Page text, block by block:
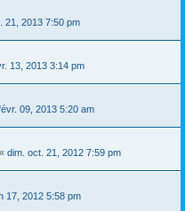
21, 2013 7:50 pm
13, 2013 3:14 pm
09, 2013 5:20 am
« dim. oct. 21, 2012 7:59 pm
17, 2012 5:58 pm